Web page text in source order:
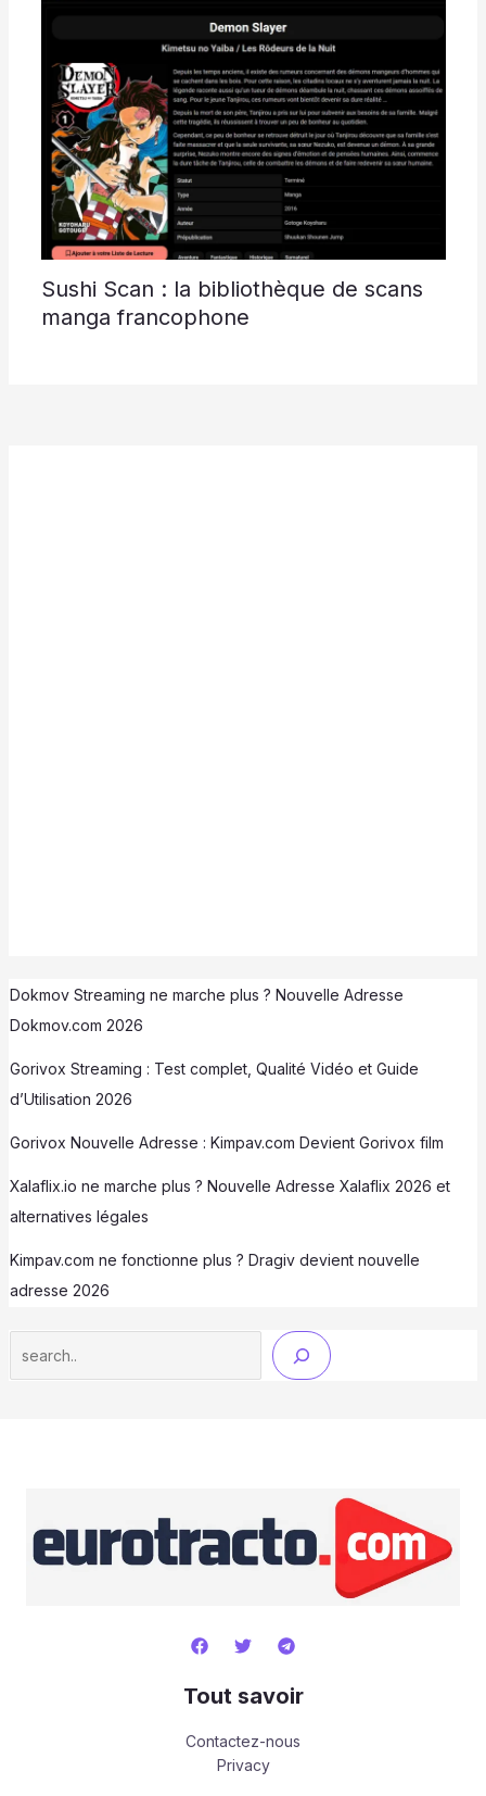
Sushi Scan : la bibliothèque de scans
manga francophone
Dokmov Streaming ne marche plus ? Nouvelle Adresse
Dokmov.com 2026
Gorivox Streaming : Test complet, Qualité Vidéo et Guide
d’Utilisation 2026
Gorivox Nouvelle Adresse : Kimpav.com Devient Gorivox film
Xalaflix.io ne marche plus ? Nouvelle Adresse Xalaflix 2026 et
alternatives légales
Kimpav.com ne fonctionne plus ? Dragiv devient nouvelle
adresse 2026
Tout savoir
Contactez-nous
Privacy